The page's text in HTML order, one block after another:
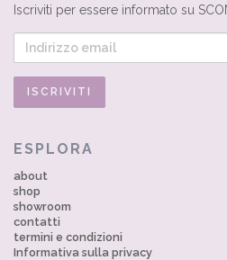
Iscriviti per essere informato su
ESPLORA
about
shop
showroom
contatti
termini e condizioni
Informativa sulla privacy